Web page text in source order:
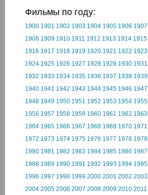
Фильмы по году:
1900 1901 1902 1903 1904 1905 1906 1907
1908 1909 1910 1911 1912 1913 1914 1915
1916 1917 1918 1919 1920 1921 1922 1923
1924 1925 1926 1927 1928 1929 1930 1931
1932 1933 1934 1935 1936 1937 1938 1939
1940 1941 1942 1943 1944 1945 1946 1947
1948 1949 1950 1951 1952 1953 1954 1955
1956 1957 1958 1959 1960 1961 1962 1963
1964 1965 1966 1967 1968 1969 1970 1971
1972 1973 1974 1975 1976 1977 1978 1979
1980 1981 1982 1983 1984 1985 1986 1987
1988 1989 1990 1991 1992 1993 1994 1995
1996 1997 1998 1999 2000 2001 2002 2003
2004 2005 2006 2007 2008 2009 2010 2011